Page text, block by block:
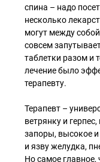
спина – надо
несколько
могут между
совсем
таблетки разом и
лечение было
терапевту.
Терапевт –
ветрянку и
запоры, высокое и
и язву желудка,
Но самое главное,